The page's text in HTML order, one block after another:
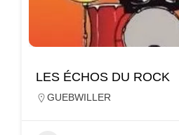
LES ÉCHOS DU ROCK
GUEBWILLER